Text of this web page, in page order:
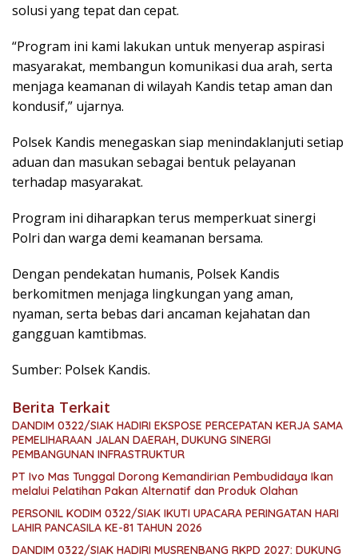
solusi yang tepat dan cepat.
“Program ini kami lakukan untuk menyerap aspirasi
masyarakat, membangun komunikasi dua arah, serta
menjaga keamanan di wilayah Kandis tetap aman dan
kondusif,” ujarnya.
Polsek Kandis menegaskan siap menindaklanjuti setiap
aduan dan masukan sebagai bentuk pelayanan
terhadap masyarakat.
Program ini diharapkan terus memperkuat sinergi
Polri dan warga demi keamanan bersama.
Dengan pendekatan humanis, Polsek Kandis
berkomitmen menjaga lingkungan yang aman,
nyaman, serta bebas dari ancaman kejahatan dan
gangguan kamtibmas.
Sumber: Polsek Kandis.
Berita Terkait
DANDIM 0322/SIAK HADIRI EKSPOSE PERCEPATAN KERJA SAMA
PEMELIHARAAN JALAN DAERAH, DUKUNG SINERGI
PEMBANGUNAN INFRASTRUKTUR
PT Ivo Mas Tunggal Dorong Kemandirian Pembudidaya Ikan
melalui Pelatihan Pakan Alternatif dan Produk Olahan
PERSONIL KODIM 0322/SIAK IKUTI UPACARA PERINGATAN HARI
LAHIR PANCASILA KE-81 TAHUN 2026
DANDIM 0322/SIAK HADIRI MUSRENBANG RKPD 2027: DUKUNG